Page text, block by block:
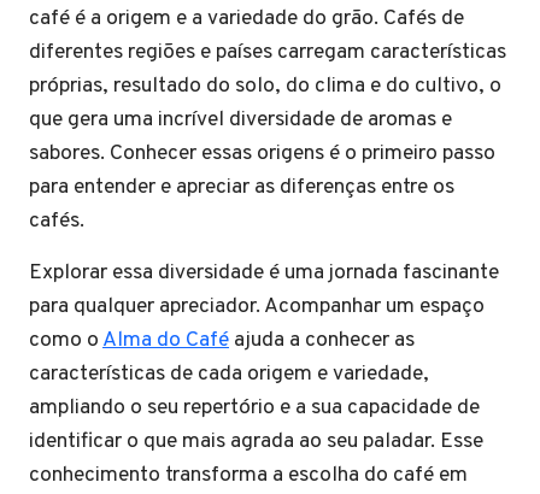
café é a origem e a variedade do grão. Cafés de
diferentes regiões e países carregam características
próprias, resultado do solo, do clima e do cultivo, o
que gera uma incrível diversidade de aromas e
sabores. Conhecer essas origens é o primeiro passo
para entender e apreciar as diferenças entre os
cafés.
Explorar essa diversidade é uma jornada fascinante
para qualquer apreciador. Acompanhar um espaço
como oAlma do Café ajuda a conhecer as
características de cada origem e variedade,
ampliando o seu repertório e a sua capacidade de
identificar o que mais agrada ao seu paladar. Esse
conhecimento transforma a escolha do café em